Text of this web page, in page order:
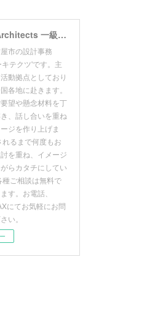
NI&Co. Architects 一級建築士事務所
市の設計事務
テクツ'です。主
動拠点としており
各地に赴きます。
望や懸念材料を丁
、話し合いを重ね
ジを作り上げま
るまで何度もお
を重ね、イメージ
らカタチにしてい
種ご相談は無料で
す。お電話、
にてお気軽にお問
い。